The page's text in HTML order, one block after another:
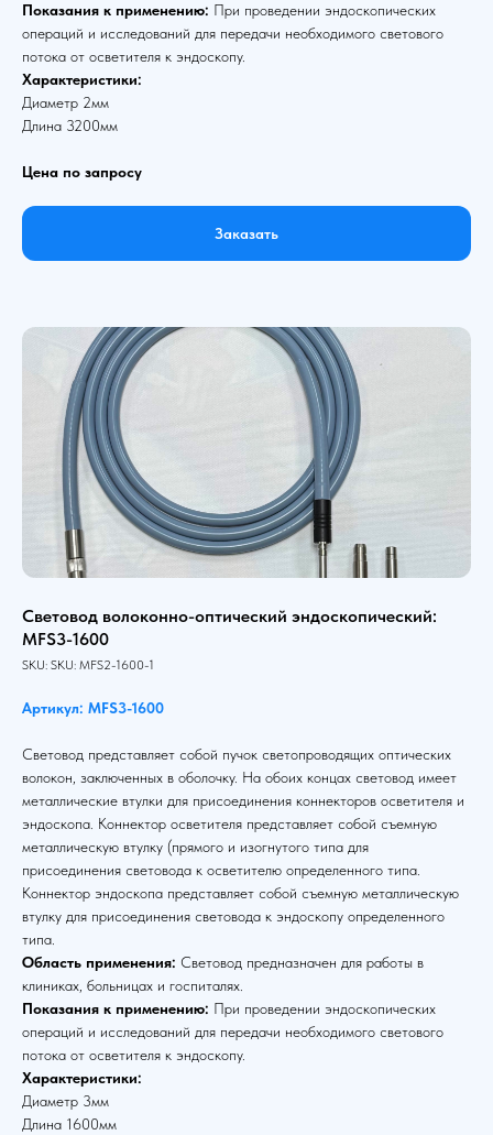
Показания к применению: При проведении эндоскопических
операций и исследований для передачи необходимого светового
потока от осветителя к эндоскопу.
Характеристики:
Диаметр 2мм
Длина 3200мм
Цена по запросу
Заказать
Световод волоконно-оптический эндоскопический:
MFS3-1600
SKU: SKU: MFS2-1600-1
Артикул: MFS3-1600
Световод представляет собой пучок светопроводящих оптических
волокон, заключенных в оболочку. На обоих концах световод имеет
металлические втулки для присоединения коннекторов осветителя и
эндоскопа. Коннектор осветителя представляет собой съемную
металлическую втулку (прямого и изогнутого типа для
присоединения световода к осветителю определенного типа.
Коннектор эндоскопа представляет собой съемную металлическую
втулку для присоединения световода к эндоскопу определенного
типа.
Область применения: Световод предназначен для работы в
клиниках, больницах и госпиталях.
Показания к применению: При проведении эндоскопических
операций и исследований для передачи необходимого светового
потока от осветителя к эндоскопу.
Характеристики:
Диаметр 3мм
Длина 1600мм